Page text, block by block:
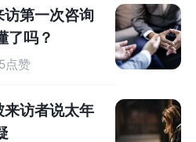
感到更快乐、更有活力。反
绪（Ryan, & Deci, 2000）。
当你感到与人群脱节时，就更
机来弥补这种社交空缺
（Przyb
第一次咨询
了吗？
点赞
来访者说太年